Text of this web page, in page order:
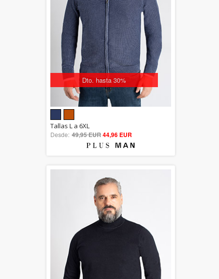
Dto. hasta 30%
out of 5
Tallas L a 6XL
Desde: 49,95 EUR44,96 EUR